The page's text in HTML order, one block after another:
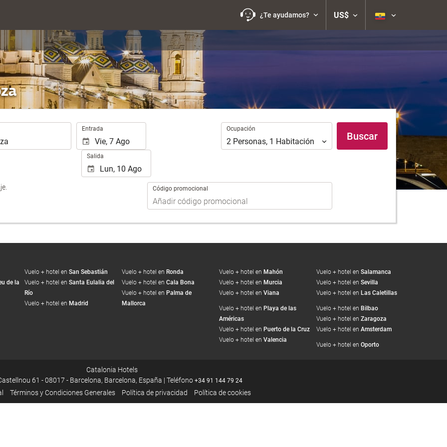
¿Te ayudamos? US$
Entrada
Salida
Ocupación
Ocupación
2 Personas, 1 Habitación
Código promocional
Buscar
de la
Vuelo + hotel en San Sebastián
Vuelo + hotel en Santa Eulalia del
Río
Vuelo + hotel en Madrid
Vuelo + hotel en Ronda
Vuelo + hotel en Cala Bona
Vuelo + hotel en Palma de
Mallorca
Vuelo + hotel en Mahón
Vuelo + hotel en Murcia
Vuelo + hotel en Viana
Vuelo + hotel en Salamanca
Vuelo + hotel en Sevilla
Vuelo + hotel en Las Caletillas
Vuelo + hotel en Playa de las
Américas
Vuelo + hotel en Puerto de la Cruz
Vuelo + hotel en Valencia
Vuelo + hotel en Bilbao
Vuelo + hotel en Zaragoza
Vuelo + hotel en Amsterdam
Vuelo + hotel en Oporto
Catalonia Hotels
61 - 08017 - Barcelona, Barcelona, España | Teléfono +34 91 144 79 24
Términos y Condiciones Generales Política de privacidad Política de cookies